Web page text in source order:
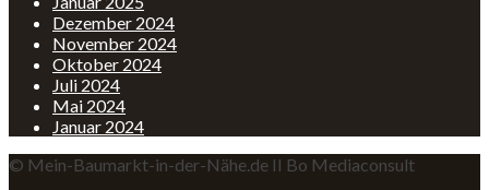
Dezember 2024
November 2024
Oktober 2024
Juli 2024
Mai 2024
Januar 2024
© Mein-Baumarkt-in-der-Nähe.de II Bo Mediaconsult